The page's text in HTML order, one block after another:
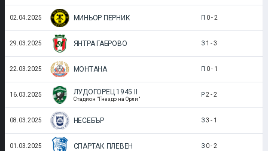
02.04.2025 МИНЬОР ПЕРНИК П 0-2
29.03.2025 ЯНТРА ГАБРОВО З 1 -3
22.03.2025 МОНТАНА П 0- 1
16.03.2025 ЛУДОГОРЕЦ 1945 II
Стадион "Гнездо на Орли"
Р2 -2
08.03.2025 НЕСЕБЪР З 3 - 1
01.03.2025 СПАРТАК ПЛЕВЕН З 0-2